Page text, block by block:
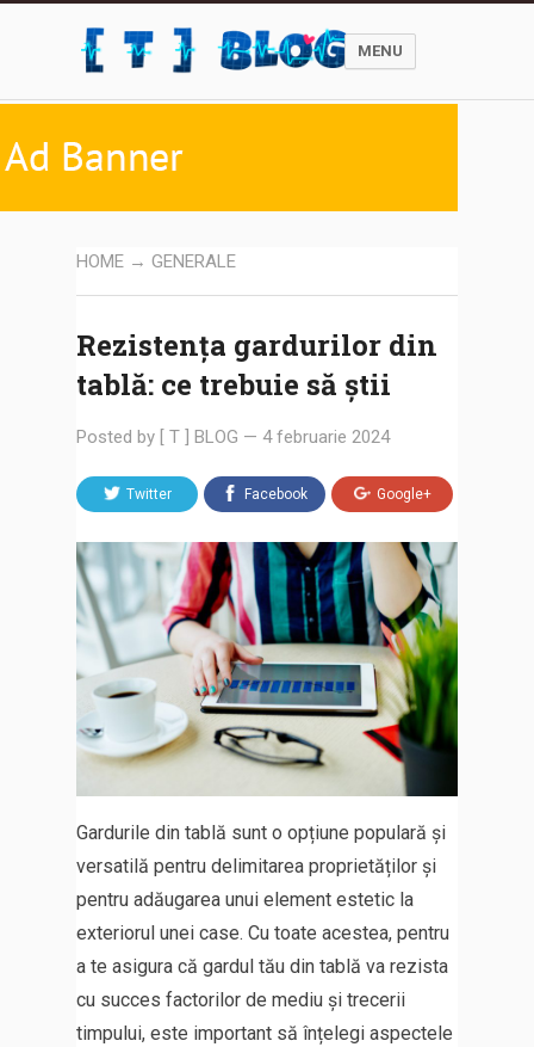
MENU
HOME → GENERALE
Rezistența gardurilor din
tablă: ce trebuie să știi
Posted by [ T ] BLOG — 4 februarie 2024
Twitter Facebook Google+
Gardurile din tablă sunt o opțiune populară și
versatilă pentru delimitarea proprietăților și
pentru adăugarea unui element estetic la
exteriorul unei case. Cu toate acestea, pentru
a te asigura că gardul tău din tablă va rezista
cu succes factorilor de mediu și trecerii
timpului, este important să înțelegi aspectele